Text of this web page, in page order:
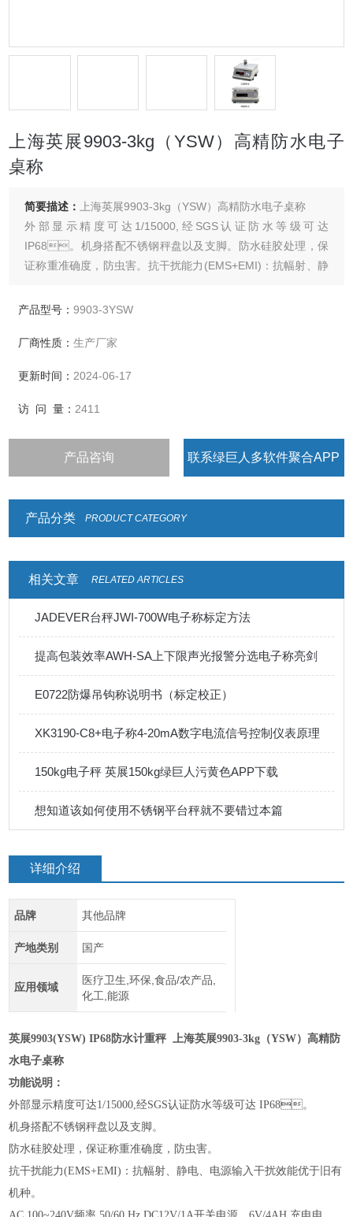
上海英展9903-3kg（YSW）高精防水电子
桌称
简要描述：
上海英展9903-3kg（YSW）高精防水电子桌称
外部显示精度可达1/15000,经SGS认证防水等级可达
IP68。机身搭配不锈钢秤盘以及支脚。防水硅胶处理，保
证称重准确度，防虫害。抗干扰能力(EMS+EMI)：抗幅射、静
50/60 Hz DC12V/1A开关电源，6V/4AH 充电电池。具有计重
产品型号：9903-3YSW
厂商性质：生产厂家
更新时间： 2024-06-17
访 问 量： 2411
产品咨询 联系绿巨人多软件聚合APP
产品分类 PRODUCT CATEGORY
相关文章 RELATED ARTICLES
JADEVER台秤JWI-700W电子称标定方法
提高包装效率AWH-SA上下限声光报警分选电子称亮剑
E0722防爆吊钩称说明书（标定校正）
XK3190-C8+电子称4-20mA数字电流信号控制仪表原理
150kg电子秤 英展150kg绿巨人污黄色APP下载
想知道该如何使用不锈钢平台秤就不要错过本篇
详细介绍
品牌 其他品牌
产地类别 国产
应用领域
医疗卫生,环保,食品/农产品,
化工,能源
英展9903(YSW) IP68防水计重秤上海英展9903-3kg（YSW）高精防
水电子桌称
功能说明：
外部显示精度可达1/15000,经SGS认证防水等级可达 IP68。
机身搭配不锈钢秤盘以及支脚。
防水硅胶处理，保证称重准确度，防虫害。
抗干扰能力(EMS+EMI)：抗幅射、静电、电源输入干扰效能优于旧有
机种。